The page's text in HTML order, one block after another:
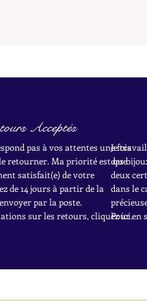
Acceptés
pas à vos attentes une fois
retourner. Ma priorité est que
satisfait(e) de votre
de 14 jours à partir de la
par la poste.
sur les retours, cliquez ici.
Je
des
deux
dans le
Pour en